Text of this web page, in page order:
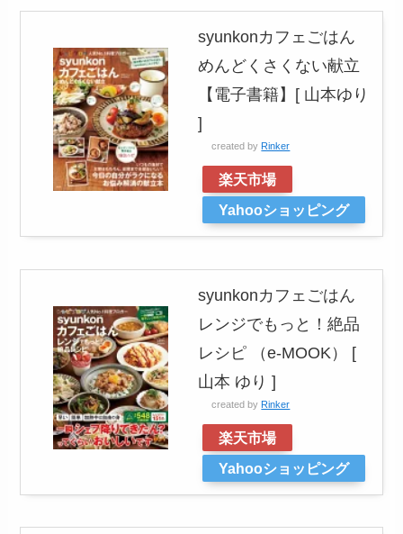
syunkonカフェごはん
めんどくさくない献立
【電子書籍】[ 山本ゆり
]
created by Rinker
楽天市場
Yahooショッピング
syunkonカフェごはん
レンジでもっと！絶品
レシピ （e-MOOK） [
山本 ゆり ]
created by Rinker
楽天市場
Yahooショッピング